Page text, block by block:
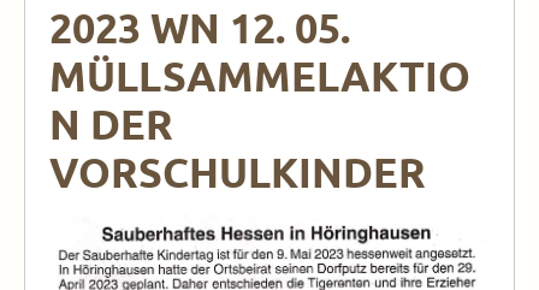
2023 WN 12. 05.
MÜLLSAMMELAKTIO
N DER
VORSCHULKINDER